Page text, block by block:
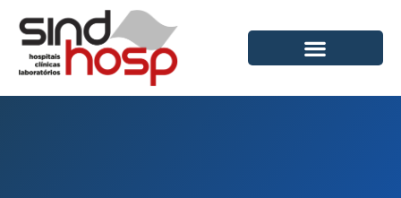
para
conteúdo